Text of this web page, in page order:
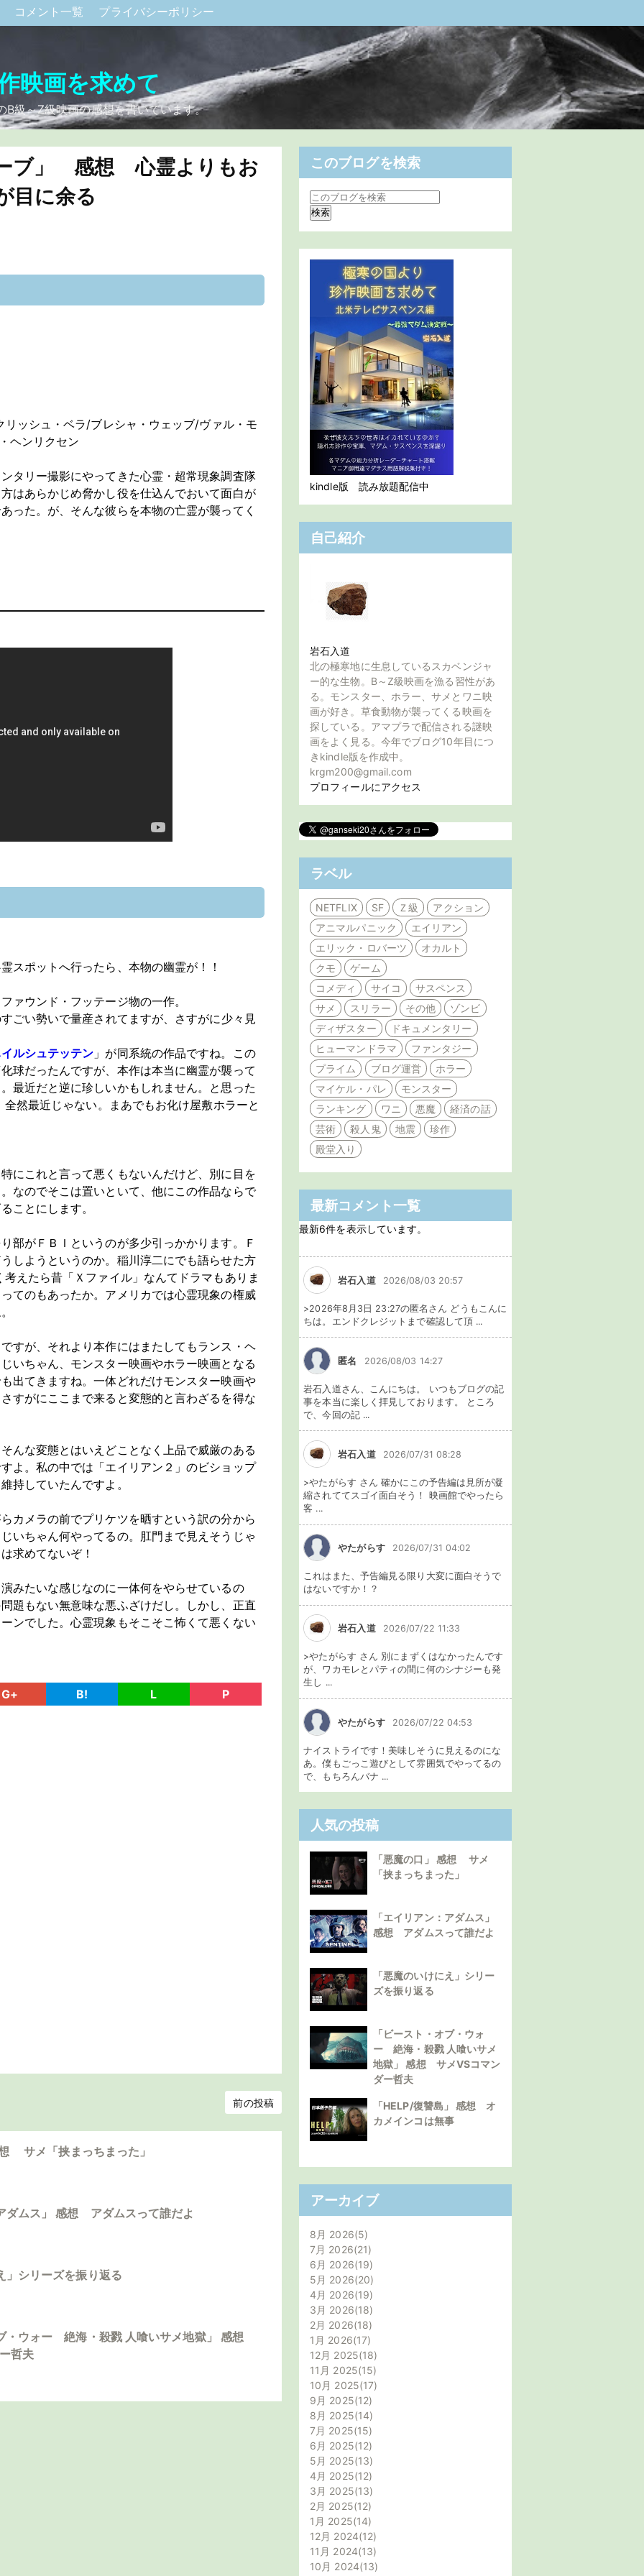
コメント一覧 プライバシーポリシー
映画を求めて
級～Z級映画の感想を書いています。
ブ」 感想 心霊よりもお
目に余る
ッシュ・ベラ/ブレシャ・ウェッブ/ヴァル・モ
ヘンリクセン
タリー撮影にやってきた心霊・超常現象調査隊
はあらかじめ脅かし役を仕込んでおいて面白が
った。が、そんな彼らを本物の亡霊が襲ってく
スポットへ行ったら、本物の幽霊が！！
ァウンド・フッテージ物の一作。
ごい勢いで量産されてますが、さすがに少々見
ルシュテッテン 」が同系統の作品ですね。この
球だったんですが、本作は本当に幽霊が襲って
最近だと逆に珍しいかもしれません。と思った
然最近じゃない。まあでもお化け屋敷ホラーと
にこれと言って悪くもないんだけど、別に目を
なのでそこは置いといて、他にこの作品ならで
ことにします。
部がＦＢＩというのが多少引っかかります。Ｆ
しようというのか。稲川淳二にでも語らせた方
えたら昔「Ｘファイル」なんてドラマもありま
てのもあったか。アメリカでは心霊現象の権威
すが、それより本作にはまたしてもランス・ヘ
いちゃん、モンスター映画やホラー映画となる
出てきますね。一体どれだけモンスター映画や
すがにここまで来ると変態的と言わざるを得な
んな変態とはいえどことなく上品で威厳のある
よ。私の中では「エイリアン２」のビショップ
持していたんですよ。
カメラの前でプリケツを晒すという訳の分から
いちゃん何やってるの。肛門まで見えそうじゃ
求めてないぞ！
みたいな感じなのに一体何をやらせているの
題もない無意味な悪ふざけだし。しかし、正直
ンでした。心霊現象もそこそこ怖くて悪くない
G+ B! L P
前の投稿
サメ「挟まっちまった」
ダムス」 感想 アダムスって誰だよ
」シリーズを振り返る
・ウォー 絶海・殺戮 人喰いサメ地獄」 感想
哲夫
このブログを検索
kindle版 読み放題配信中
自己紹介
岩石入道
北の極寒地に生息しているスカベンジャ
ー的な生物。B～Z級映画を漁る習性があ
る。モンスター、ホラー、サメとワニ映
画が好き。草食動物が襲ってくる映画を
探している。アマプラで配信される謎映
画をよく見る。今年でブログ10年目につ
きkindle版を作成中。
krgm200@gmail.com
プロフィールにアクセス
ラベル
NETFLIX SF Ｚ級
アクション
アニマルパニック
エイリアン
エリック・ロバーツ
オカルト
クモ
ゲーム
コメディ
サイコ
サスペンス
サメ
スリラー その他
ゾンビ
ディザスター
ドキュメンタリー
ヒューマンドラマ
ファンタジー
プライム
ブログ運営
ホラー
マイケル・パレ
モンスター
ランキング
ワニ 悪魔
経済の話
芸術
殺人鬼 地震
珍作
殿堂入り
最新コメント一覧
最新6件を表示しています。
岩石入道 2026/08/03 20:57
>2026年8月3日 23:27の匿名さん どうもこんに
ちは。エンドクレジットまで確認して頂 ...
匿名 2026/08/03 14:27
岩石入道さん、こんにちは。 いつもブログの記
事を本当に楽しく拝見しております。 ところ
で、今回の記 ...
岩石入道 2026/07/31 08:28
>やたがらす さん 確かにこの予告編は見所が凝
縮されててスゴイ面白そう！ 映画館でやったら
客 ...
やたがらす 2026/07/31 04:02
これはまた、予告編見る限り大変に面白そうで
はないですか！？
岩石入道 2026/07/22 11:33
>やたがらす さん 別にまずくはなかったんです
が、ワカモレとパティの間に何のシナジーも発
生し ...
やたがらす 2026/07/22 04:53
ナイストライです！美味しそうに見えるのにな
あ。僕もごっこ遊びとして雰囲気でやってるの
で、もちろんバナ ...
人気の投稿
「悪魔の口」 感想 サメ
「挟まっちまった」
「エイリアン：アダムス」
感想 アダムスって誰だよ
「悪魔のいけにえ」シリー
ズを振り返る
「ビースト・オブ・ウォ
ー 絶海・殺戮 人喰いサメ
地獄」 感想 サメVSコマン
ダー哲夫
「HELP/復讐島」 感想 オ
カメインコは無事
アーカイブ
8月 2026 5
7月 2026 21
6月 2026 19
5月 2026 20
4月 2026 19
3月 2026 18
2月 2026 18
1月 2026 17
12月 2025 18
11月 2025 15
10月 2025 17
9月 2025 12
8月 2025 14
7月 2025 15
6月 2025 12
5月 2025 13
4月 2025 12
3月 2025 13
2月 2025 12
1月 2025 14
12月 2024 12
11月 2024 13
10月 2024 13